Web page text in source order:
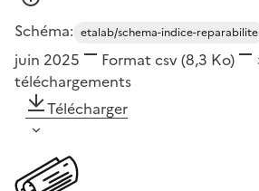
Schéma: etalab/schema-indice-reparabilite
juin 2025
Format csv(8,3 Ko)
téléchargements
Télécharger